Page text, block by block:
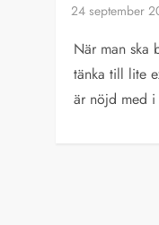
När man ska
tänka till lite
är nöjd med